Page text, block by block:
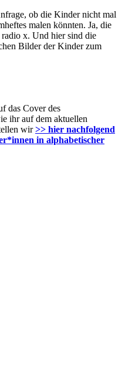
ob die Kinder nicht mal
malen könnten. Ja, die
x. Und hier sind die
Bilder der Kinder zum
das Cover des
ihr auf dem aktuellen
wir>> hier nachfolgend
in alphabetischer